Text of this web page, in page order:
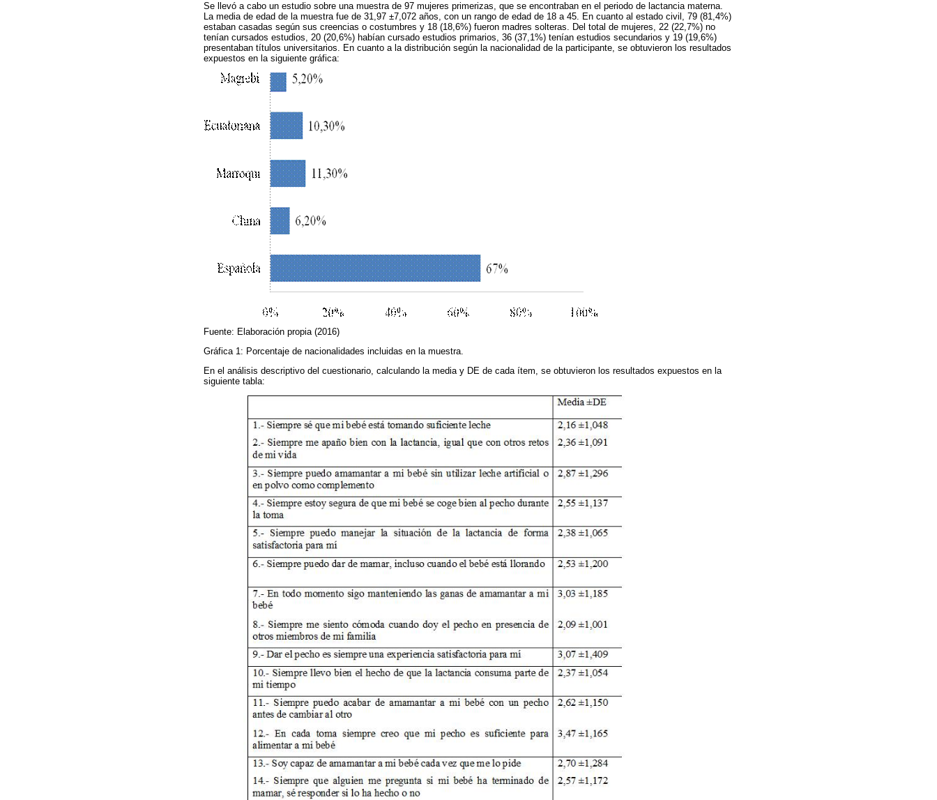
Se llevó a cabo un estudio sobre una muestra de 97 mujeres primerizas, que se encontraban en el periodo de lactancia materna.
La media de edad de la muestra fue de 31,97 ±7,072 años, con un rango de edad de 18 a 45. En cuanto al estado civil, 79 (81,4%)
estaban casadas según sus creencias o costumbres y 18 (18,6%) fueron madres solteras. Del total de mujeres, 22 (22,7%) no
tenían cursados estudios, 20 (20,6%) habían cursado estudios primarios, 36 (37,1%) tenían estudios secundarios y 19 (19,6%)
presentaban títulos universitarios. En cuanto a la distribución según la nacionalidad de la participante, se obtuvieron los resultados
expuestos en la siguiente gráfica:
Fuente: Elaboración propia (2016)
Gráfica 1: Porcentaje de nacionalidades incluidas en la muestra.
En el análisis descriptivo del cuestionario, calculando la media y DE de cada ítem, se obtuvieron los resultados expuestos en la
siguiente tabla: